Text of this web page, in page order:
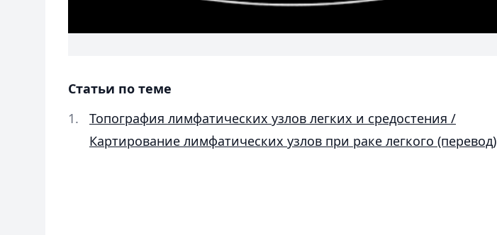
Статьи по теме
Топография лимфатических узлов легких и средостения /
Картирование лимфатических узлов при раке легкого (перевод)